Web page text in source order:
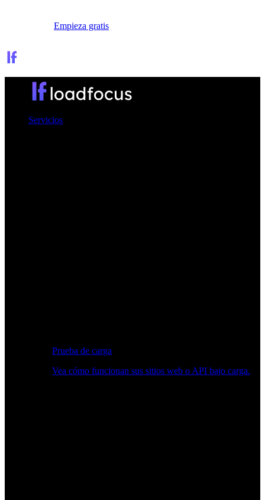
Empieza gratis
Servicios
Prueba de carga
Vea cómo funcionan sus sitios web o API bajo carga.